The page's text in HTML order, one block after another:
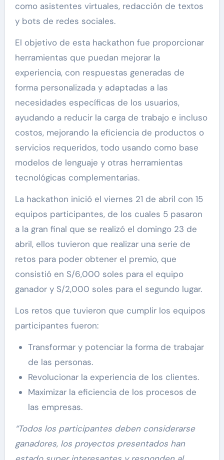
como asistentes virtuales, redacción de textos
y bots de redes sociales.
El objetivo de esta hackathon fue proporcionar
herramientas que puedan mejorar la
experiencia, con respuestas generadas de
forma personalizada y adaptadas a las
necesidades específicas de los usuarios,
ayudando a reducir la carga de trabajo e incluso
costos, mejorando la eficiencia de productos o
servicios requeridos, todo usando como base
modelos de lenguaje y otras herramientas
tecnológicas complementarias.
La hackathon inició el viernes 21 de abril con 15
equipos participantes, de los cuales 5 pasaron
a la gran final que se realizó el domingo 23 de
abril, ellos tuvieron que realizar una serie de
retos para poder obtener el premio, que
consistió en S/6,000 soles para el equipo
ganador y S/2,000 soles para el segundo lugar.
Los retos que tuvieron que cumplir los equipos
participantes fueron:
Transformar y potenciar la forma de trabajar
de las personas.
Revolucionar la experiencia de los clientes.
Maximizar la eficiencia de los procesos de
las empresas.
“Todos los participantes deben considerarse
ganadores, los proyectos presentados han